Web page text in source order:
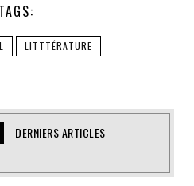
TAGS:
LITTTÉRATURE
DERNIERS ARTICLES